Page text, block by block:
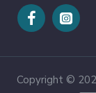
Copyright ©